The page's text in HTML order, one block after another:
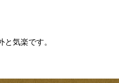
気楽です。